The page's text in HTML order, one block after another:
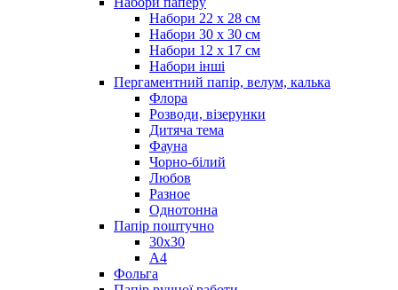
Набори 22 х 28 см
Набори 30 х 30 см
Набори 12 х 17 см
Набори інші
Пергаментний папір, велум, калька
Флора
Розводи, візерунки
Дитяча тема
Фауна
Чорно-білий
Любов
Разное
Однотонна
Папір поштучно
30х30
А4
Фольга